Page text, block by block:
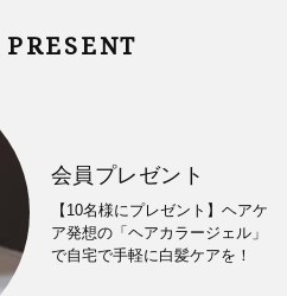
PRESENT
会員プレゼント
【10名様にプレゼント】ヘアケ
ア発想の「ヘアカラージェル」
で自宅で手軽に白髪ケアを！